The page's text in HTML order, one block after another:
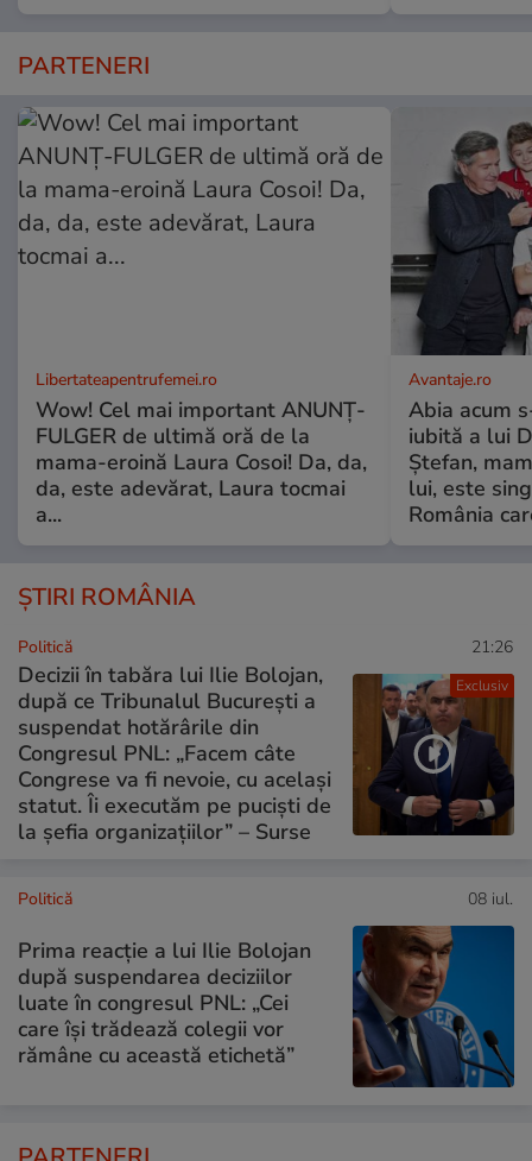
PARTENERI
Libertateapentrufemei.ro
Wow! Cel mai important ANUNȚ-
FULGER de ultimă oră de la
mama-eroină Laura Cosoi! Da, da,
da, este adevărat, Laura tocmai
a...
Avantaje.ro
Abia acum
iubită a lui
Ștefan,
lui, este
România
ȘTIRI ROMÂNIA
Exclusiv
Politică 21:26
Decizii în tabăra lui Ilie Bolojan,
după ce Tribunalul București a
suspendat hotărârile din
Congresul PNL: „Facem câte
Congrese va fi nevoie, cu același
statut. Îi executăm pe puciști de
la șefia organizațiilor” – Surse
Politică 08 iul.
Prima reacție a lui Ilie Bolojan
după suspendarea deciziilor
luate în congresul PNL: „Cei
care își trădează colegii vor
rămâne cu această etichetă”